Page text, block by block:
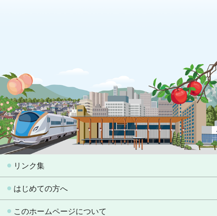
リンク集
はじめての方へ
このホームページについて